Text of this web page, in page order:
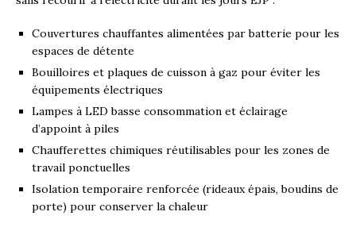
Couvertures chauffantes alimentées par batterie pour les
espaces de détente
Bouilloires et plaques de cuisson à gaz pour éviter les
équipements électriques
Lampes à LED basse consommation et éclairage
d’appoint à piles
Chaufferettes chimiques réutilisables pour les zones de
travail ponctuelles
Isolation temporaire renforcée (rideaux épais, boudins de
porte) pour conserver la chaleur